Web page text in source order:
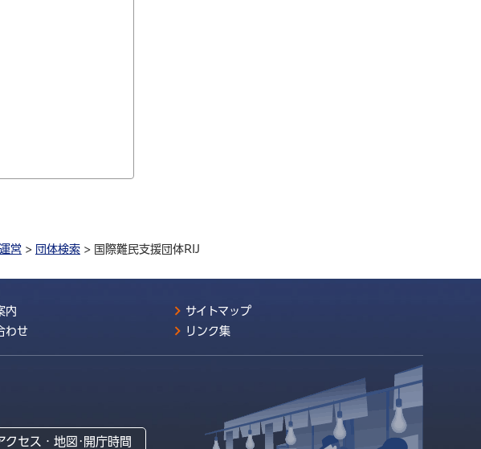
営 > 団体検索 > 国際難民支援団体RIJ
内
サイトマップ
わせ リンク集
クセス・地図･開庁時間